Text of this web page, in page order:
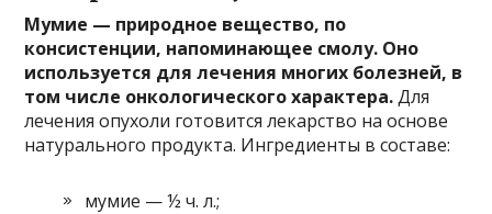
Мумие — природное вещество, по
консистенции, напоминающее смолу. Оно
используется для лечения многих болезней, в
том числе онкологического характера.Для
лечения опухоли готовится лекарство на основе
натурального продукта. Ингредиенты в составе:
мумие — ½ ч. л.;